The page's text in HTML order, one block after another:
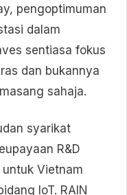
pengoptimuman
dalam
sentiasa fokus
dan bukannya
sahaja.
syarikat
R&D
Vietnam
IoT. RAIN